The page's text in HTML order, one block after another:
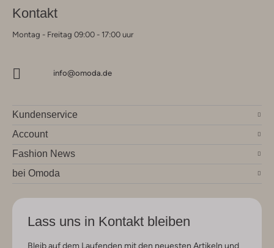
Kontakt
Montag - Freitag 09:00 - 17:00 uur
info@omoda.de
Kundenservice
Account
Fashion News
bei Omoda
Lass uns in Kontakt bleiben
Bleib auf dem Laufenden mit den neuesten Artikeln und